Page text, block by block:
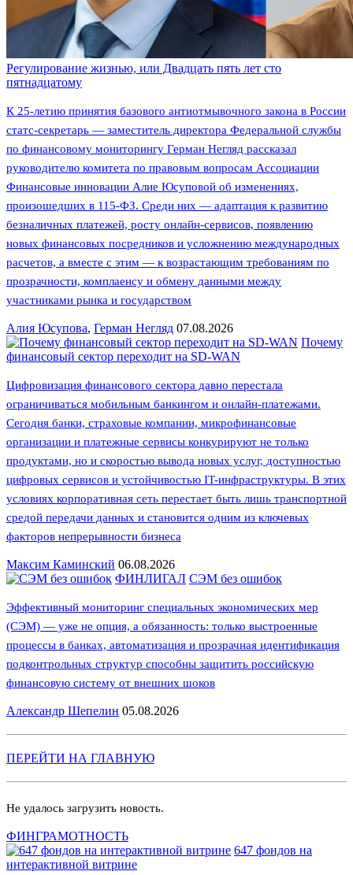
Регулирование жизнью, или Двадцать пять лет сто
пятнадцатому
К 25-летию принятия базового антиотмывочного закона в России
статс-секретарь — заместитель директора Федеральной службы
по финансовому мониторингу Герман Негляд рассказал
руководителю комитета по правовым вопросам Ассоциации
Финансовые инновации Алие Юсуповой об изменениях,
произошедших в 115-ФЗ. Среди них — адаптация к развитию
безналичных платежей, росту онлайн-сервисов, появлению
новых финансовых посредников и усложнению международных
расчетов, а вместе с этим — к возрастающим требованиям по
прозрачности, комплаенсу и обмену данными между
участниками рынка и государством
Алия Юсупова, Герман Негляд 07.08.2026
Почему
финансовый сектор переходит на SD-WAN
Цифровизация финансового сектора давно перестала
ограничиваться мобильным банкингом и онлайн-платежами.
Сегодня банки, страховые компании, микрофинансовые
организации и платежные сервисы конкурируют не только
продуктами, но и скоростью вывода новых услуг, доступностью
цифровых сервисов и устойчивостью IT-инфраструктуры. В этих
условиях корпоративная сеть перестает быть лишь транспортной
средой передачи данных и становится одним из ключевых
факторов непрерывности бизнеса
Максим Каминский 06.08.2026
ФИНЛИГАЛ СЭМ без ошибок
Эффективный мониторинг специальных экономических мер
(СЭМ) — уже не опция, а обязанность: только выстроенные
процессы в банках, автоматизация и прозрачная идентификация
подконтрольных структур способны защитить российскую
финансовую систему от внешних шоков
Александр Шепелин 05.08.2026
ПЕРЕЙТИ НА ГЛАВНУЮ
Не удалось загрузить новость.
ФИНГРАМОТНОСТЬ
647 фондов на
интерактивной витрине